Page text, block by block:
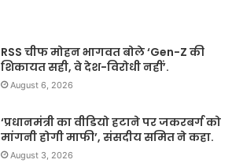
RSS चीफ मोहन भागवत बोले ‘Gen-Z की
शिकायत सही, वे देश-विरोधी नहीं’.
August 6, 2026
‘प्रधानमंत्री का वीडियो हटाने पर जकरबर्ग को
मांगनी होगी माफी’, संसदीय समित ने कहा.
August 3, 2026